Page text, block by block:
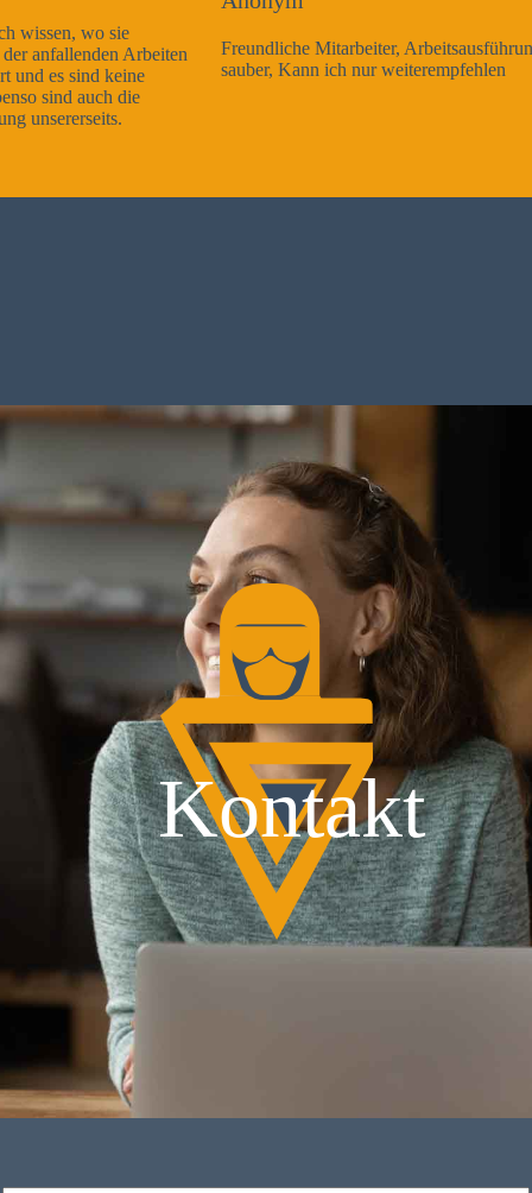
Freundliche Mitarbeiter, Arbeitsausführung sehr gut und sehr
sauber, Kann ich nur weiterempfehlen
Kontakt